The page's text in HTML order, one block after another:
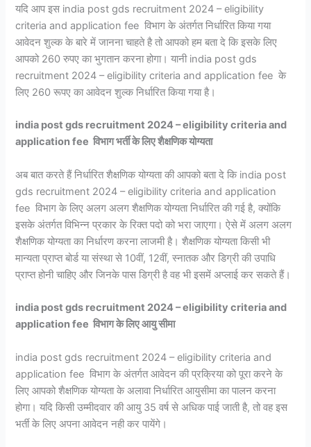
यदि आप इस india post gds recruitment 2024 – eligibility
criteria and application fee विभाग के अंतर्गत निर्धारित किया गया
आवेदन शुल्क के बारे में जानना चाहते है तो आपको हम बता दे कि इसके लिए
आपको 260 रुपए का भुगतान करना होगा। यानी india post gds
recruitment 2024 – eligibility criteria and application fee के
लिए 260 रूपए का आवेदन शुल्क निर्धारित किया गया है।
india post gds recruitment 2024 – eligibility criteria and
application fee विभाग भर्ती के लिए शैक्षणिक योग्यता
अब बात करते हैं निर्धारित शैक्षणिक योग्यता की आपको बता दे कि india post
gds recruitment 2024 – eligibility criteria and application
fee विभाग के लिए अलग अलग शैक्षणिक योग्यता निर्धारित की गई है, क्योंकि
इसके अंतर्गत विभिन्न प्रकार के रिक्त पदो को भरा जाएगा। ऐसे में अलग अलग
शैक्षणिक योग्यता का निर्धारण करना लाजमी है। शैक्षणिक योग्यता किसी भी
मान्यता प्राप्त बोर्ड या संस्था से 10वीं, 12वीं, स्नातक और डिग्री की उपाधि
प्राप्त होनी चाहिए और जिनके पास डिग्री है वह भी इसमें अप्लाई कर सकते हैं।
india post gds recruitment 2024 – eligibility criteria and
application fee विभाग के लिए आयु सीमा
india post gds recruitment 2024 – eligibility criteria and
application fee विभाग के अंतर्गत आवेदन की प्रक्रिया को पूरा करने के
लिए आपको शैक्षणिक योग्यता के अलावा निर्धारित आयुसीमा का पालन करना
होगा। यदि किसी उम्मीदवार की आयु 35 वर्ष से अधिक पाई जाती है, तो वह इस
भर्ती के लिए अपना आवेदन नही कर पायेंगे।